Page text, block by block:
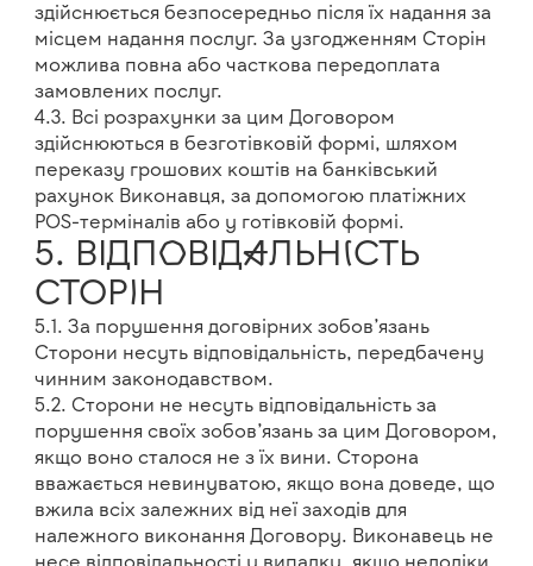
здійснюється безпосередньо після їх надання за
місцем надання послуг. За узгодженням Сторін
можлива повна або часткова передоплата
замовлених послуг.
4.3. Всі розрахунки за цим Договором
здійснюються в безготівковій формі, шляхом
переказу грошових коштів на банківський
рахунок Виконавця, за допомогою платіжних
POS-терміналів або у готівковій формі.
5. ВІДПОВІДАЛЬНІСТЬ
СТОРІН
5.1. За порушення договірних зобов’язань
Сторони несуть відповідальність, передбачену
чинним законодавством.
5.2. Сторони не несуть відповідальність за
порушення своїх зобов’язань за цим Договором,
якщо воно сталося не з їх вини. Сторона
вважається невинуватою, якщо вона доведе, що
вжила всіх залежних від неї заходів для
належного виконання Договору. Виконавець не